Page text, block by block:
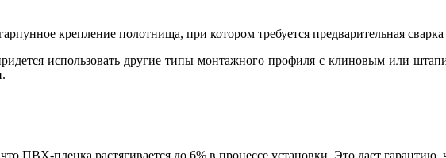
крепление полотнища, при котором требуется предварительная
использовать другие типы монтажного профиля с клиновым или
ПВХ-пленка растягивается до 6% в процессе установки. Это дает гарантию,